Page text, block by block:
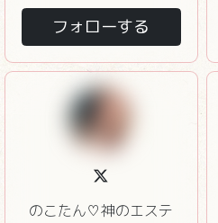
フォローする
のこたん♡神のエステ